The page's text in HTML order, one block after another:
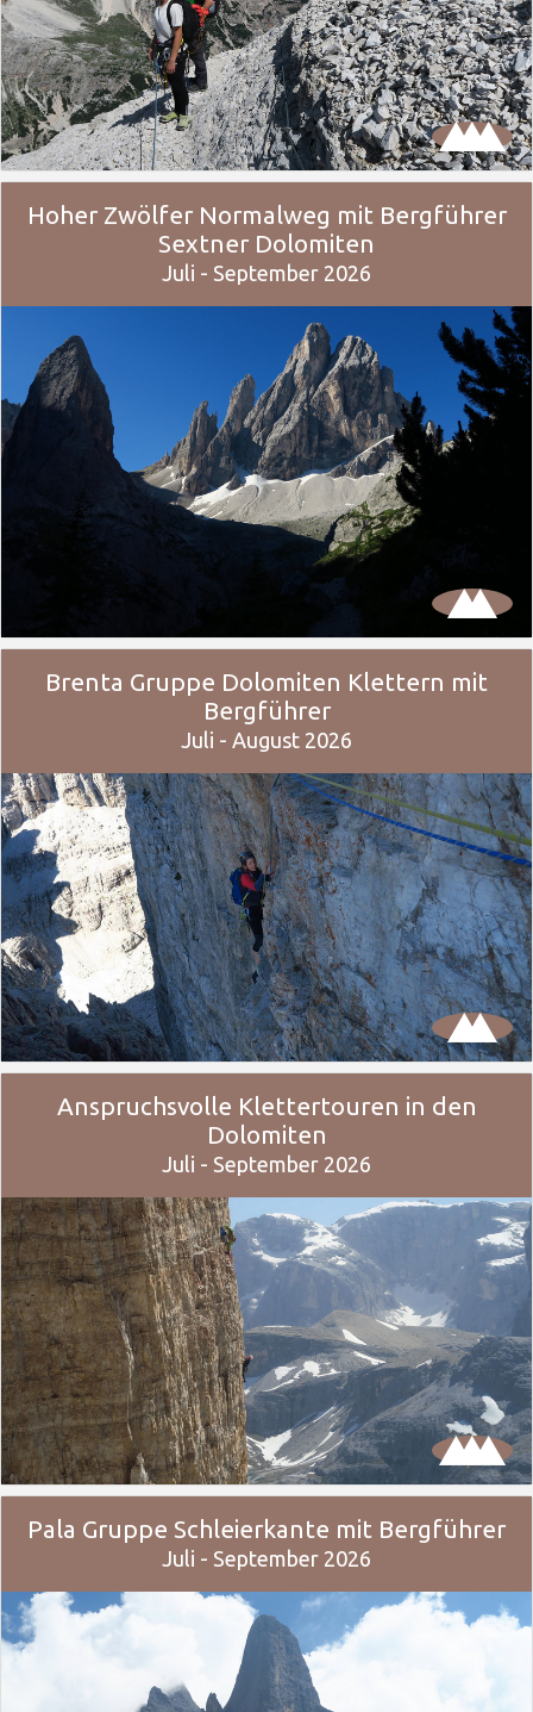
Hoher Zwölfer Normalweg mit Bergführer
Sextner Dolomiten
Juli - September 2026
Brenta Gruppe Dolomiten Klettern mit
Bergführer
Juli - August 2026
Anspruchsvolle Klettertouren in den
Dolomiten
Juli - September 2026
Pala Gruppe Schleierkante mit Bergführer
Juli - September 2026